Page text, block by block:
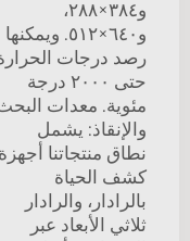
و٣٨٤×٢٨٨،
و٦٤٠×٥١٢. ويمكنها
رصد درجات الحرارة
حتى ٢٠٠٠ درجة
مئوية. معدات البحث
والإنقاذ: يشمل
نطاق منتجاتنا أجهزة
كشف الحياة
بالرادار، والرادار
ثلاثي الأبعاد عبر